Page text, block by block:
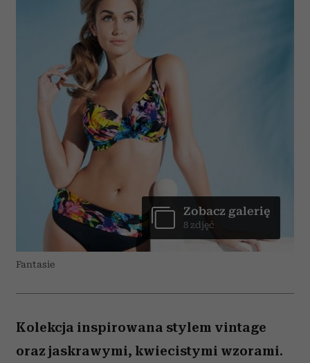
Fantasie
Zobacz galerię
8 zdjęć
Kolekcja inspirowana stylem vintage
oraz jaskrawymi, kwiecistymi wzorami.